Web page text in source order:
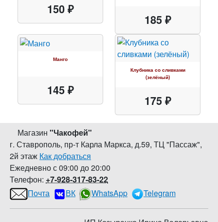
150 ₽
185 ₽
Манго
145 ₽
Клубника со сливками
(зелёный)
175 ₽
Магазин "Чакофей"
г. Ставрополь, пр-т Карла Маркса, д.59, ТЦ "Пассаж",
2й этаж Как добраться
Ежедневно с 09:00 до 20:00
Телефон: +7-928-317-83-22
Почта
ВК WhatsApp Telegram